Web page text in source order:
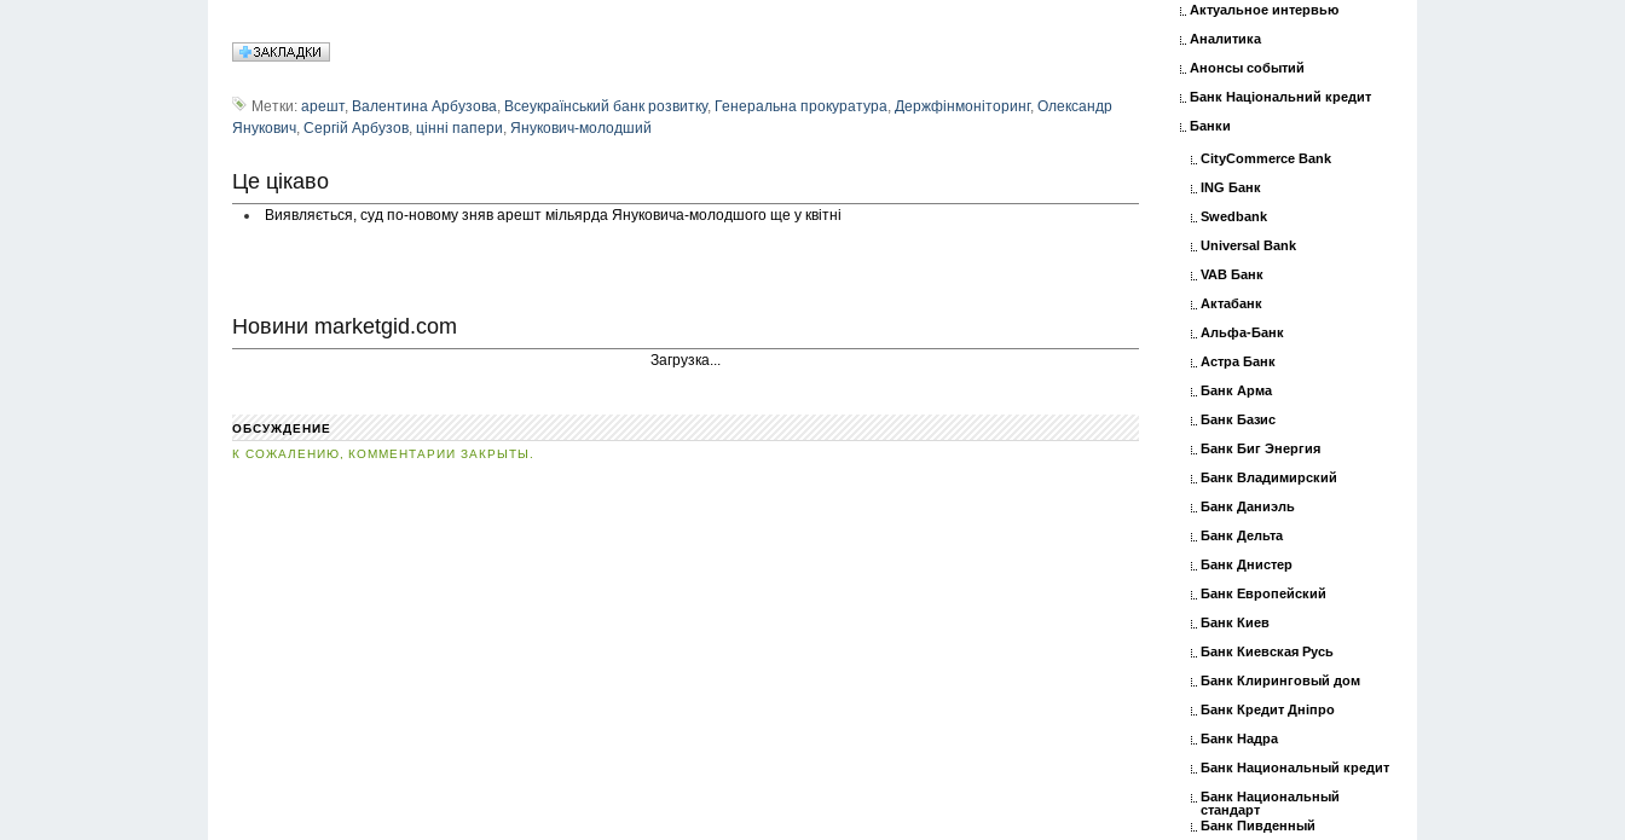
Метки: арешт, Валентина Арбузова, Всеукраїнський банк розвитку, Генеральна прокуратура, Держфінмоніторинг, Олександр
Янукович, Сергій Арбузов, цінні папери, Янукович-молодший
Це цікаво
Виявляється, суд по-новому зняв арешт мільярда Януковича-молодшого ще у квітні
Новини marketgid.com
Загрузка...
ОБСУЖДЕНИЕ
К СОЖАЛЕНИЮ, КОММЕНТАРИИ ЗАКРЫТЫ.
Актуальное интервью
Аналитика
Анонсы событий
Банк Національний кредит
Банки
CityCommerce Bank
ING Банк
Swedbank
Universal Bank
VAB Банк
Актабанк
Альфа-Банк
Астра Банк
Банк Арма
Банк Базис
Банк Биг Энергия
Банк Владимирский
Банк Даниэль
Банк Дельта
Банк Днистер
Банк Европейский
Банк Киев
Банк Киевская Русь
Банк Клиринговый дом
Банк Кредит Дніпро
Банк Надра
Банк Национальный кредит
Банк Национальный
стандарт
Банк Пивденный